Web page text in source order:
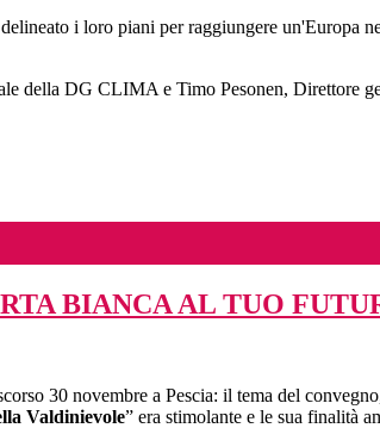
i loro piani per raggiungere un'Europa
della DG CLIMA e Timo Pesonen, Direttore
BIANCA AL TUO
30 novembre a Pescia: il tema del
Valdinievole” era stimolante e le sua finalità